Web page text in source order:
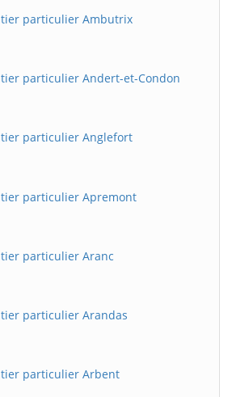
particulier Ambutrix
particulier Andert-et-Condon
particulier Anglefort
particulier Apremont
particulier Aranc
particulier Arandas
particulier Arbent